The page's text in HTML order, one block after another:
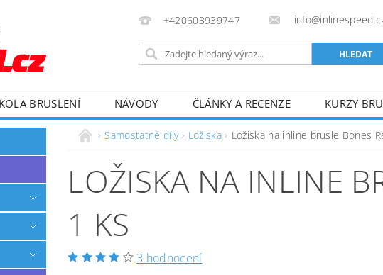
+420603939747
BRUSLENÍ NÁVODY ČLÁNKY A RECENZE KURZY
PODMÍNKY REKLAMACE A VRÁCENÍ ZBOŽÍ
Samostatné díly Ložiska Ložiska na inline brusle Bones
LOŽISKA NA INLINE
1 KS
3 hodnocení